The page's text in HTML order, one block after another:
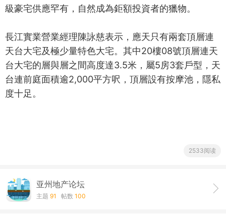
級豪宅供應罕有，自然成為鉅額投資者的獵物。
長江實業營業經理陳詠慈表示，應天只有兩套頂層連
天台大宅及極少量特色大宅。其中20樓08號頂層連天
台大宅的層與層之間高度達3.5米，屬5房3套戶型，天
台連前庭面積逾2,000平方呎，頂層設有按摩池，隱私
度十足。
2533阅读
亚州地产论坛
主题 91 帖数 100